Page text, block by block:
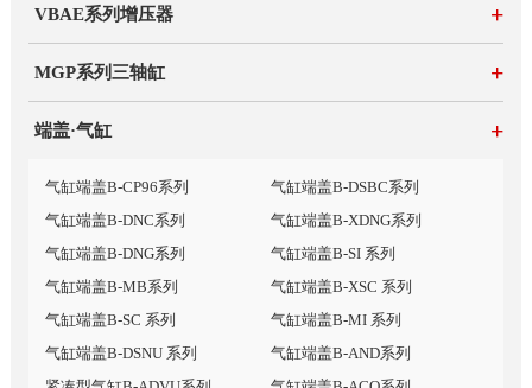
VBAE系列增压器 +
MGP系列三轴缸 +
端盖·气缸 +
气缸端盖B-CP96系列
气缸端盖B-DSBC系列
气缸端盖B-DNC系列
气缸端盖B-XDNG系列
气缸端盖B-DNG系列
气缸端盖B-SI 系列
气缸端盖B-MB系列
气缸端盖B-XSC 系列
气缸端盖B-SC 系列
气缸端盖B-MI 系列
气缸端盖B-DSNU 系列
气缸端盖B-AND系列